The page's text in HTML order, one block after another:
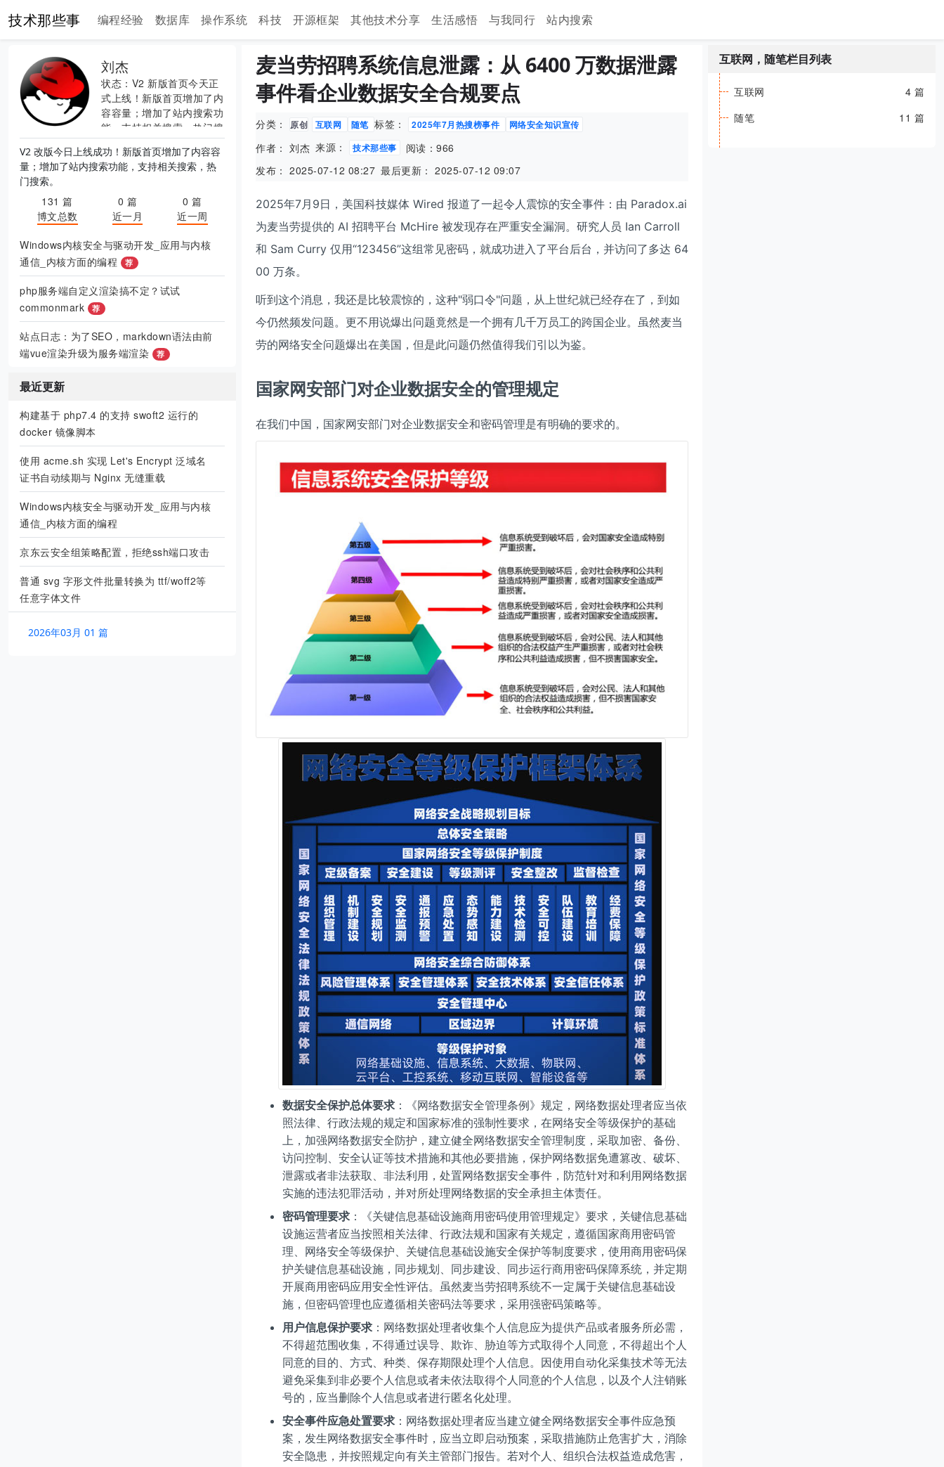
技术那些事 编程经验 数据库 操作系统 科技 开源框架 其他技术分享 生活感悟 与我同行 站内搜索
刘杰
状态：V2 新版首页今天正
式上线！新版首页增加了内
容容量；增加了站内搜索功
能，支持相关搜索，热门搜
索。
V2 改版今日上线成功！新版首页增加了内容容
量；增加了站内搜索功能，支持相关搜索，热
门搜索。
131 篇
博文总数
0 篇
近一月
0 篇
近一周
Windows内核安全与驱动开发_应用与内核
通信_内核方面的编程
荐
php服务端自定义渲染搞不定？试试
commonmark
荐
站点日志：为了SEO，markdown语法由前
端vue渲染升级为服务端渲染
荐
最近更新
构建基于 php7.4 的支持 swoft2 运行的
docker 镜像脚本
使用 acme.sh 实现 Let's Encrypt 泛域名
证书自动续期与 Nginx 无缝重载
Windows内核安全与驱动开发_应用与内核
通信_内核方面的编程
京东云安全组策略配置，拒绝ssh端口攻击
普通 svg 字形文件批量转换为 ttf/woff2等
任意字体文件
2026年03月 01 篇
麦当劳招聘系统信息泄露：从 6400 万数据泄露
事件看企业数据安全合规要点
分类： 原创 互联网 随笔 标签： 2025年7月热搜榜事件 网络安全知识宣传
作者： 刘杰 来源： 技术那些事
阅读：966
发布： 2025-07-12 08:27 最后更新： 2025-07-12 09:07
2025年7月9日，美国科技媒体 Wired 报道了一起令人震惊的安全事件：由 Paradox.ai
为麦当劳提供的 AI 招聘平台 McHire 被发现存在严重安全漏洞。研究人员 Ian Carroll
和 Sam Curry 仅用“123456”这组常见密码，就成功进入了平台后台，并访问了多达 64
00 万条。
听到这个消息，我还是比较震惊的，这种"弱口令"问题，从上世纪就已经存在了，到如
今仍然频发问题。更不用说爆出问题竟然是一个拥有几千万员工的跨国企业。虽然麦当
劳的网络安全问题爆出在美国，但是此问题仍然值得我们引以为鉴。
国家网安部门对企业数据安全的管理规定
在我们中国，国家网安部门对企业数据安全和密码管理是有明确的要求的。
数据安全保护总体要求：《网络数据安全管理条例》规定，网络数据处理者应当依
照法律、行政法规的规定和国家标准的强制性要求，在网络安全等级保护的基础
上，加强网络数据安全防护，建立健全网络数据安全管理制度，采取加密、备份、
访问控制、安全认证等技术措施和其他必要措施，保护网络数据免遭篡改、破坏、
泄露或者非法获取、非法利用，处置网络数据安全事件，防范针对和利用网络数据
实施的违法犯罪活动，并对所处理网络数据的安全承担主体责任。
密码管理要求：《关键信息基础设施商用密码使用管理规定》要求，关键信息基础
设施运营者应当按照相关法律、行政法规和国家有关规定，遵循国家商用密码管
理、网络安全等级保护、关键信息基础设施安全保护等制度要求，使用商用密码保
护关键信息基础设施，同步规划、同步建设、同步运行商用密码保障系统，并定期
开展商用密码应用安全性评估。虽然麦当劳招聘系统不一定属于关键信息基础设
施，但密码管理也应遵循相关密码法等要求，采用强密码策略等。
用户信息保护要求：网络数据处理者收集个人信息应为提供产品或者服务所必需，
不得超范围收集，不得通过误导、欺诈、胁迫等方式取得个人同意，不得超出个人
同意的目的、方式、种类、保存期限处理个人信息。因使用自动化采集技术等无法
避免采集到非必要个人信息或者未依法取得个人同意的个人信息，以及个人注销账
号的，应当删除个人信息或者进行匿名化处理。
安全事件应急处置要求：网络数据处理者应当建立健全网络数据安全事件应急预
案，发生网络数据安全事件时，应当立即启动预案，采取措施防止危害扩大，消除
安全隐患，并按照规定向有关主管部门报告。若对个人、组织合法权益造成危害，
互联网，随笔栏目列表
互联网
4 篇
随笔
11 篇